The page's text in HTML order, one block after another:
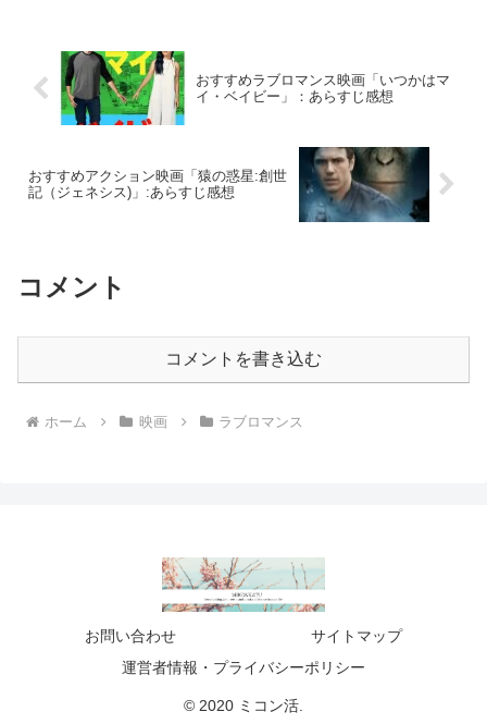
おすすめラブロマンス映画「いつかはマ
イ・ベイビー」：あらすじ感想
おすすめアクション映画「猿の惑星:創世
記（ジェネシス)」:あらすじ感想
コメント
コメントを書き込む
ホーム 映画 ラブロマンス
お問い合わせ
サイトマップ
運営者情報・プライバシーポリシー
© 2020 ミコン活.